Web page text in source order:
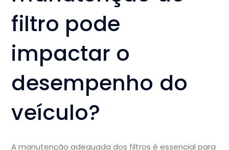
filtro pode
impactar o
desempenho do
veículo?
A manutenção adequada dos filtros é essencial para